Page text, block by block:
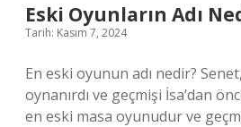
Eski Oyunların Adı
Tarih: Kasım 7, 2024
En eski oyunun adı nedir? Senet,
oynanırdı ve geçmişi İsa’dan
en eski masa oyunudur ve